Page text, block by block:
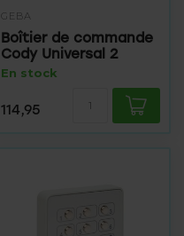
GEBA
Boîtier de commande
Cody Universal 2
En stock
114,95